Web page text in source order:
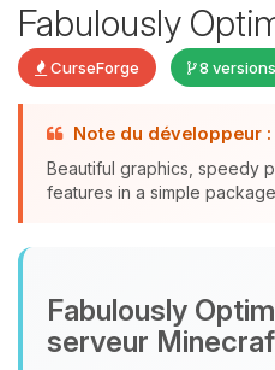
Fabulously
CurseForge 8 versions
Note du développeur :
Beautiful graphics, speedy
features in a simple
Fabulously
serveur
tu as besoin et je
petits circuits